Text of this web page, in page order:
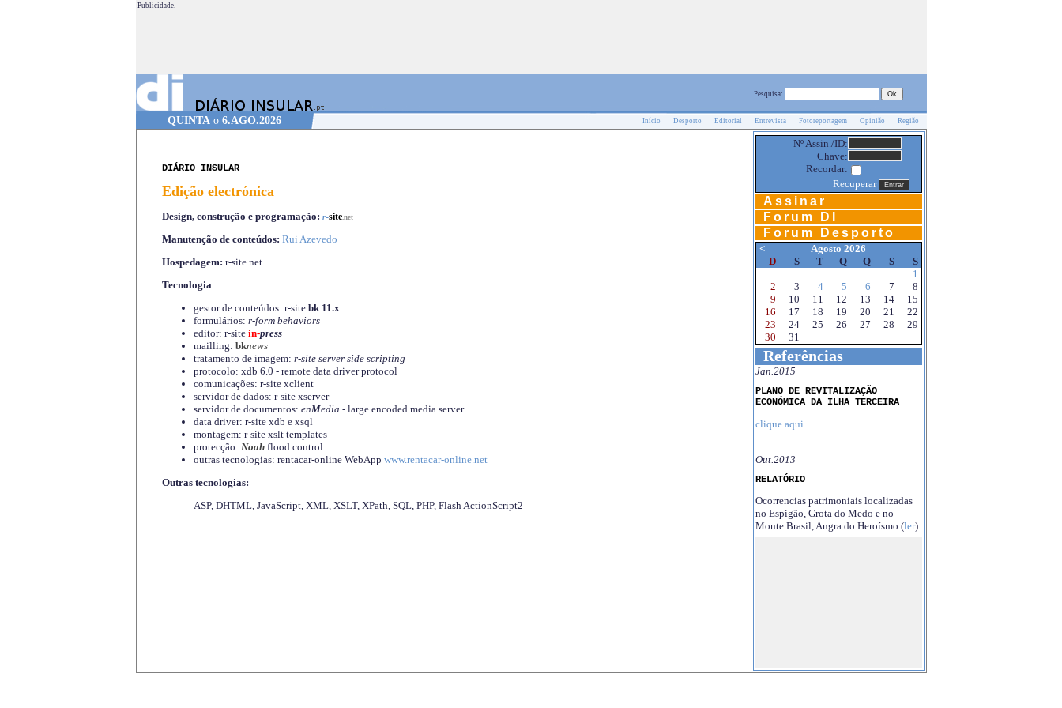
Publicidade.
Pesquisa:
QUINTA o 6.AGO.2026 Início Desporto Editorial Entrevista Fotoreportagem Opinião Região
DIÁRIO INSULAR
Edição electrónica
Design, construção e programação: r-site.net
Manutenção de conteúdos: Rui Azevedo
Hospedagem: r-site.net
Tecnologia
gestor de conteúdos: r-site bk 11.x
formulários: r-form behaviors
editor: r-site in-press
mailling: bknews
tratamento de imagem: r-site server side scripting
protocolo: xdb 6.0 - remote data driver protocol
comunicações: r-site xclient
servidor de dados: r-site xserver
servidor de documentos: enMedia - large encoded media server
data driver: r-site xdb e xsql
montagem: r-site xslt templates
protecção: Noahflood control
outras tecnologias: rentacar-online WebApp www.rentacar-online.net
Outras tecnologias:
ASP, DHTML, JavaScript, XML, XSLT, XPath, SQL, PHP, Flash ActionScript2
Nº Assin./ID:
Chave:
Recordar:
Recuperar
Assinar
Forum DI
Forum Desporto
<
Agosto 2026
D
S T Q Q S
S
1
2
3 4 5 6 7
8
9
10 11 12 13 14
15
16
17 18 19 20 21
22
23
24 25 26 27 28
29
30
31
Referências
Jan.2015
PLANO DE REVITALIZAÇÃO
ECONÓMICA DA ILHA TERCEIRA
clique aqui
Out.2013
RELATÓRIO
Ocorrencias patrimoniais localizadas
no Espigão, Grota do Medo e no
Monte Brasil, Angra do Heroísmo (ler)